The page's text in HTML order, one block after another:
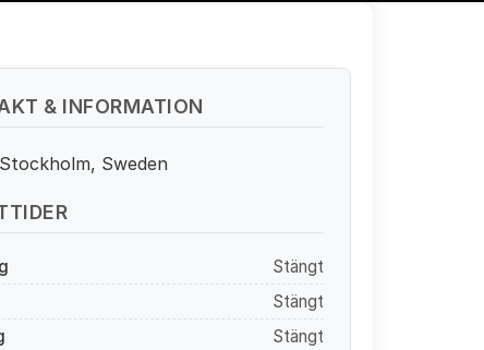
& INFORMATION
Sweden
Stängt
Stängt
Stängt